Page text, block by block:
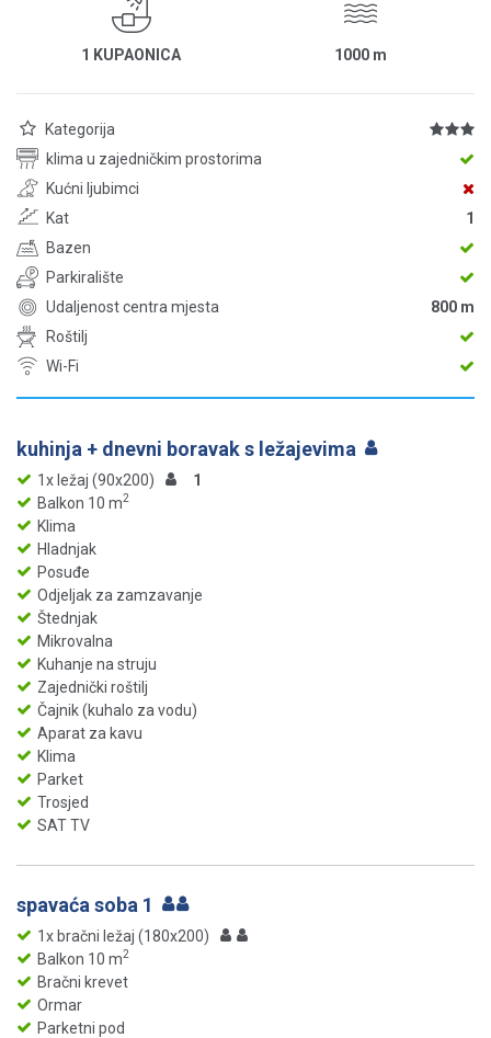
1 KUPAONICA 1000 m
Kategorija
klima u zajedničkim prostorima
Kućni ljubimci
Kat
1
Bazen
Parkiralište
Udaljenost centra mjesta
800 m
Roštilj
Wi-Fi
kuhinja + dnevni boravak s ležajevima
1x ležaj (90x200)
1
Balkon 10 m2
Klima
Hladnjak
Posuđe
Odjeljak za zamzavanje
Štednjak
Mikrovalna
Kuhanje na struju
Zajednički roštilj
Čajnik (kuhalo za vodu)
Aparat za kavu
Klima
Parket
Trosjed
SAT TV
spavaća soba 1
1x bračni ležaj (180x200)
Balkon 10 m2
Bračni krevet
Ormar
Parketni pod